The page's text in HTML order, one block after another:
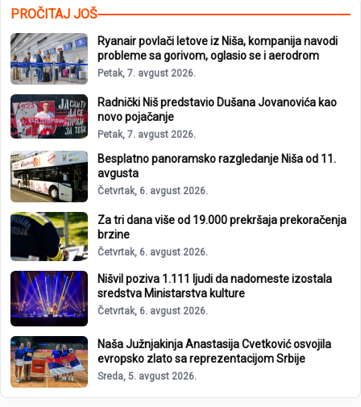
PROČITAJ JOŠ
Ryanair povlači letove iz Niša, kompanija navodi
probleme sa gorivom, oglasio se i aerodrom
Petak, 7. avgust 2026.
Radnički Niš predstavio Dušana Jovanovića kao
novo pojačanje
Petak, 7. avgust 2026.
Besplatno panoramsko razgledanje Niša od 11.
avgusta
Četvrtak, 6. avgust 2026.
Za tri dana više od 19.000 prekršaja prekoračenja
brzine
Četvrtak, 6. avgust 2026.
Nišvil poziva 1.111 ljudi da nadomeste izostala
sredstva Ministarstva kulture
Četvrtak, 6. avgust 2026.
Naša Južnjakinja Anastasija Cvetković osvojila
evropsko zlato sa reprezentacijom Srbije
Sreda, 5. avgust 2026.